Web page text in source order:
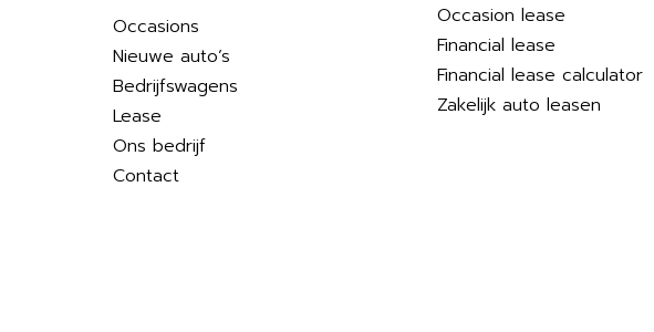
Occasions
Nieuwe auto’s
Bedrijfswagens
Lease
Ons bedrijf
Contact
Occasion lease
Financial lease
Financial lease calculator
Zakelijk auto leasen